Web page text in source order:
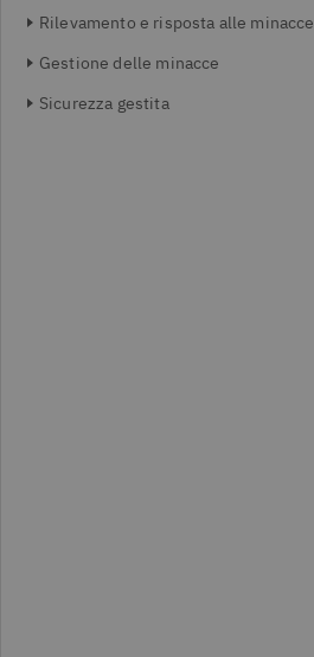
Rilevamento e risposta alle minacce
Gestione delle minacce
Sicurezza gestita